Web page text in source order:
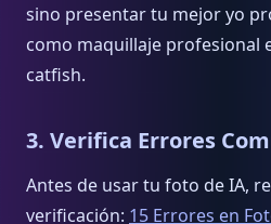
sino presentar tu mejor yo
como maquillaje profesional
catfish.
3. Verifica Errores
Antes de usar tu foto de IA,
verificación: 15 Errores en